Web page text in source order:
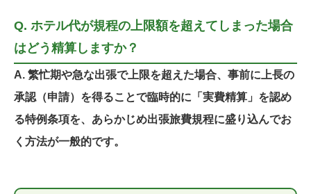
Q. ホテル代が規程の上限額を超えてしまった場合
はどう精算しますか？
A. 繁忙期や急な出張で上限を超えた場合、事前に上長の
承認（申請）を得ることで臨時的に「実費精算」を認め
る特例条項を、あらかじめ出張旅費規程に盛り込んでお
く方法が一般的です。